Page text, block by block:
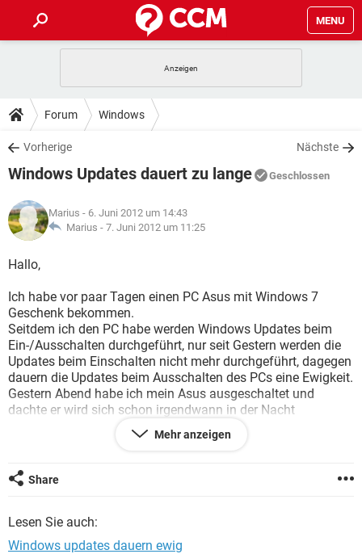
MENU
ANDROID
WINDOWS 10
WHATSAPP TIKTOK
FACEBOOK
TIPPS & TRICKS
SPIELE
WHATSAPP
FACEBOOK
DOWNLOADS
SPIELE STREAMING
ANDROID
WINDOWS 10 INSTAGRAM
WHATSAPP
SPIELE
ANDROID
WINDOWS 10
WHATSAPP TIKTOK
FACEBOOK HARDWARE
LEXIKON
SPIELE
WINDOWS 10
WHATSAPP TIKTOK
FACEBOOK HARDWARE
Forum Windows
Vorherige Nächste
Windows Updates dauert zu lange Geschlossen
Marius - 6. Juni 2012 um 14:43
Marius - 7. Juni 2012 um 11:25
Hallo,
Ich habe vor paar Tagen einen PC Asus mit Windows 7
Geschenk bekommen.
Seitdem ich den PC habe werden Windows Updates beim
Ein-/Ausschalten durchgeführt, nur seit Gestern werden die
Updates beim Einschalten nicht mehr durchgeführt, dagegen
dauern die Updates beim Ausschalten des PCs eine Ewigkeit.
Gestern Abend habe ich mein Asus ausgeschaltet und
dachte er wird sich schon irgendwann in der Nacht
ausschalten, leider war es nicht der Fall ...am morgen hat er
nur 46 von insgesamt 56 Updates ausgeführt ....
Stimmt was nicht mit dem PC ?
Mehr anzeigen
Share
Lesen Sie auch:
Windows updates dauern ewig